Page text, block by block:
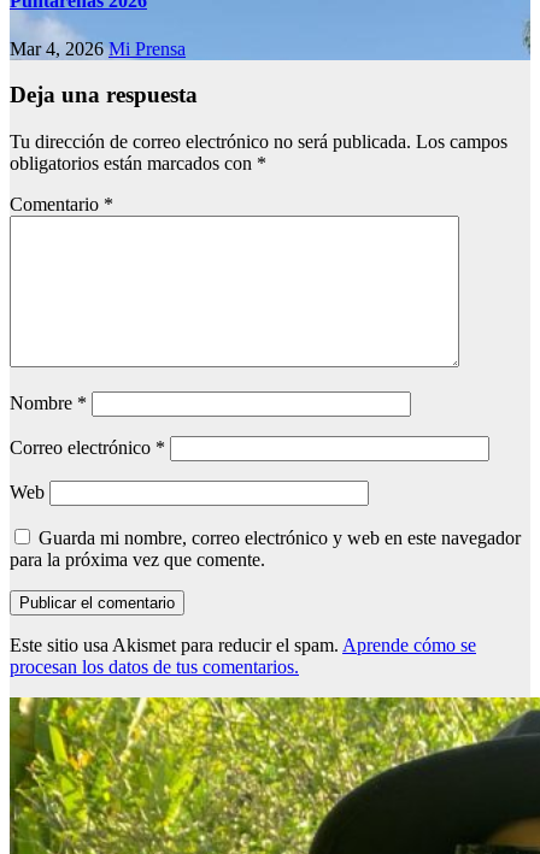
Mar 4, 2026Mi Prensa
Deja una respuesta
Tu dirección de correo electrónico no será publicada. Los campos
obligatorios están marcados con *
Comentario *
Nombre *
Correo electrónico *
Web
Guarda mi nombre, correo electrónico y web en este navegador
para la próxima vez que comente.
Este sitio usa Akismet para reducir el spam. Aprende cómo se
procesan los datos de tus comentarios.